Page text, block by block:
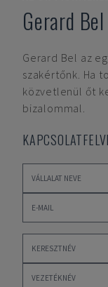
Gerard Bel
Gerard Bel az
szakértőnk. Ha
közvetlenül őt
bizalommal.